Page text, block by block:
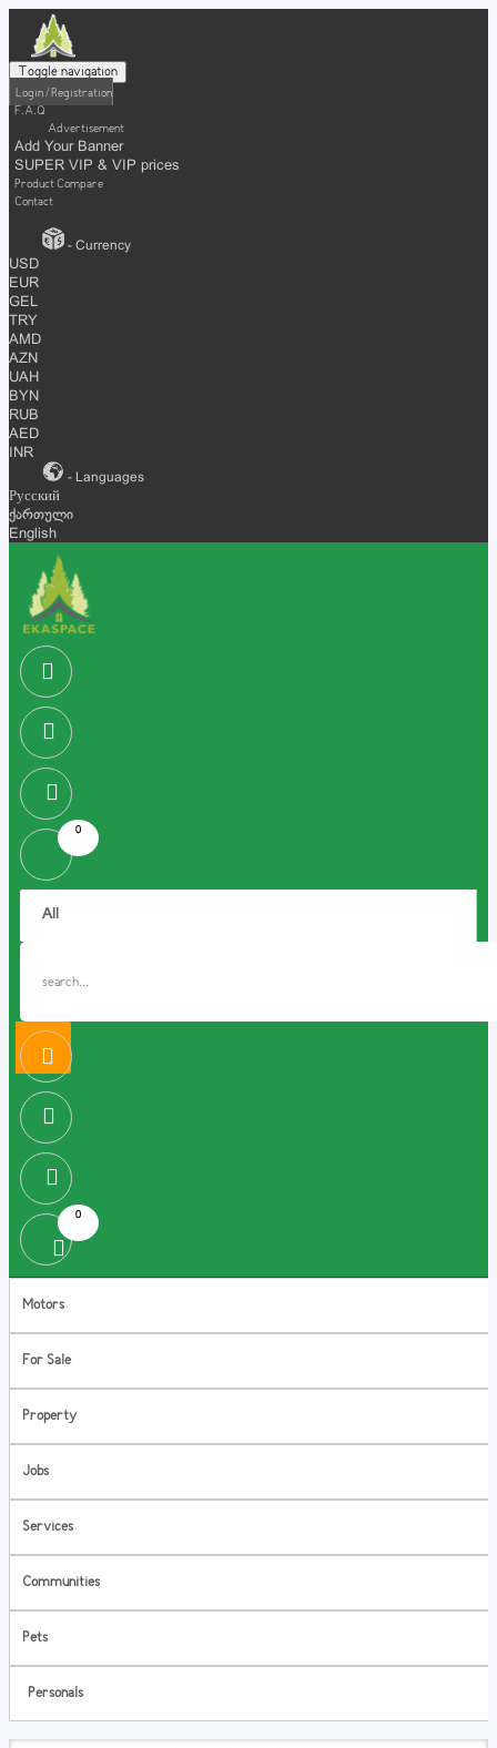
Toggle navigation
Login / Registration
F.A.Q
Advertisement
Add Your Banner
SUPER VIP & VIP prices
Product Compare
Contact
- Currency
USD
EUR
GEL
TRY
AMD
AZN
UAH
BYN
RUB
AED
INR
- Languages
Русский
ქართული
English
0
0
Motors
For Sale
Property
Jobs
Services
Communities
Pets
Personals